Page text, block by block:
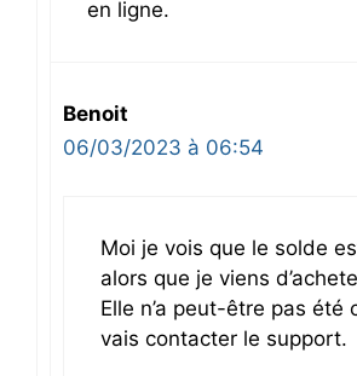
en ligne.
Benoit
06/03/2023 à 06:54
Moi je vois que le solde
alors que je viens
Elle n’a peut-être pas été
vais contacter le support.